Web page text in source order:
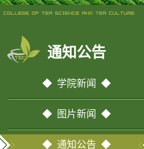
通知公告
◆ 学院新闻 ◆
◆ 图片新闻 ◆
◆ 通知公告 ◆